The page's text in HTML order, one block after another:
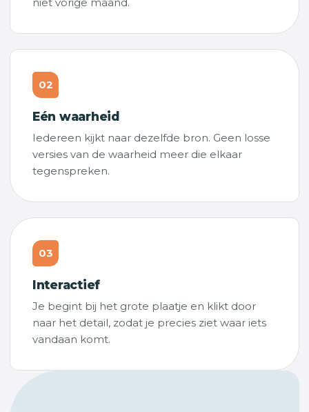
02
Eén waarheid
Iedereen kijkt naar dezelfde bron. Geen losse
versies van de waarheid meer die elkaar
tegenspreken.
03
Interactief
Je begint bij het grote plaatje en klikt door
naar het detail, zodat je precies ziet waar iets
vandaan komt.